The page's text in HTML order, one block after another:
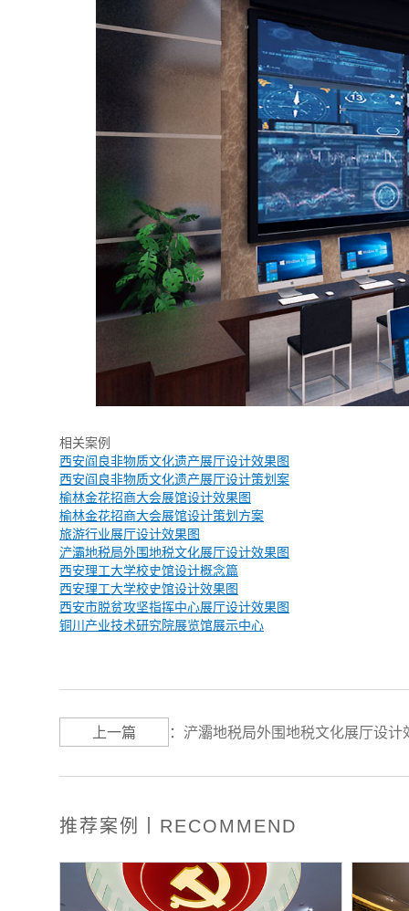
相关案例
西安阎良非物质文化遗产展厅设计效果图
西安阎良非物质文化遗产展厅设计策划案
榆林金花招商大会展馆设计效果图
榆林金花招商大会展馆设计策划方案
旅游行业展厅设计效果图
浐灞地税局外围地税文化展厅设计效果图
西安理工大学校史馆设计概念篇
西安理工大学校史馆设计效果图
西安市脱贫攻坚指挥中心展厅设计效果图
铜川产业技术研究院展览馆展示中心
上一篇 ： 浐灞地税局外围地税文化展厅设计
推荐案例丨RECOMMEND